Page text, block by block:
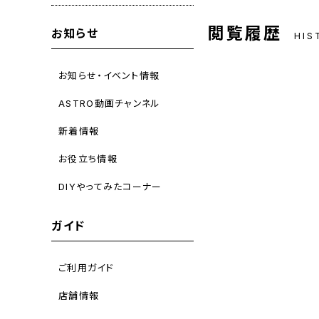
お知らせ
お知らせ・イベント情報
ASTRO動画チャンネル
新着情報
お役立ち情報
DIYやってみたコーナー
ガイド
ご利用ガイド
店舗情報
閲覧履歴